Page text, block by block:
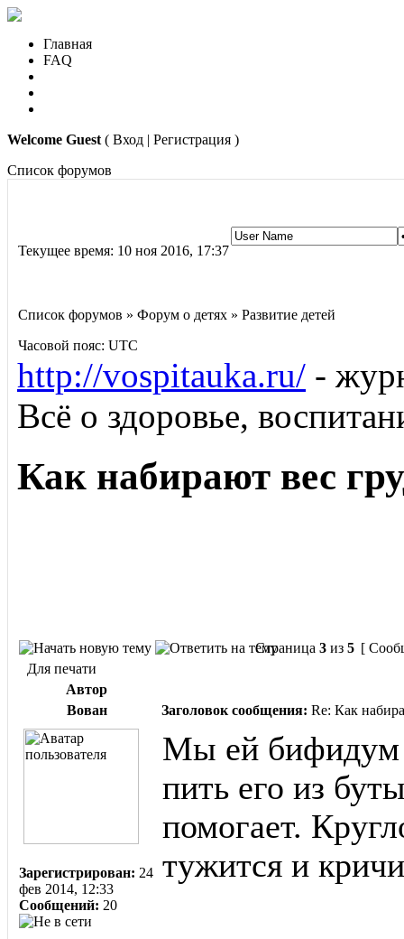
Главная
FAQ
Welcome Guest ( Вход | Регистрация )
Список форумов
Текущее время: 10 ноя 2016, 17:37
Список форумов » Форум о детях » Развитие детей
Часовой пояс: UTC
http://vospitauka.ru/ -
Всё о здоровье,
Как набирают вес
Страница 3 из 5 [
Для печати
Автор
Вован
Заголовок сообщения: Re: Как
Зарегистрирован: 24
фев 2014, 12:33
Сообщений: 20
Мы ей бифидум
пить его из
помогает.
тужится и